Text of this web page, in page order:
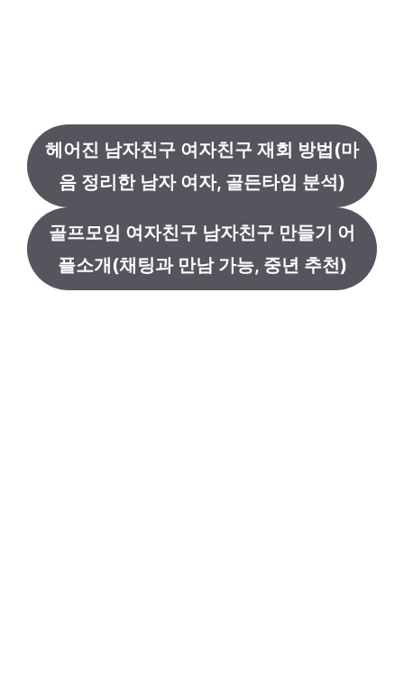
헤어진 남자친구 여자친구 재회 방법(마
음 정리한 남자 여자, 골든타임 분석)
골프모임 여자친구 남자친구 만들기 어
플소개(채팅과 만남 가능, 중년 추천)